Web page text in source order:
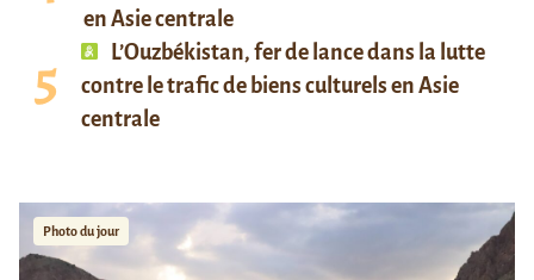
en Asie centrale
L’Ouzbékistan, fer de lance dans la lutte
contre le trafic de biens culturels en Asie
centrale
Photo du jour